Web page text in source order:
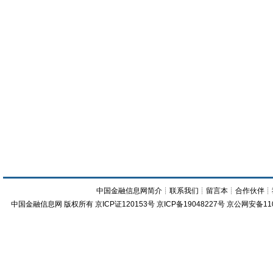
中国金融信息网简介 ┊联系我们 ┊ 留言本 ┊合作伙伴 ┊
中国金融信息网 版权所有 京ICP证120153号 京ICP备19048227号 京公网安备